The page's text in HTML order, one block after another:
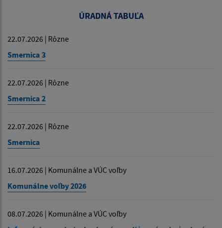
ÚRADNÁ TABUĽA
22.07.2026 | Rôzne
Smernica 3
22.07.2026 | Rôzne
Smernica 2
22.07.2026 | Rôzne
Smernica
16.07.2026 | Komunálne a VÚC voľby
Komunálne voľby 2026
08.07.2026 | Komunálne a VÚC voľby